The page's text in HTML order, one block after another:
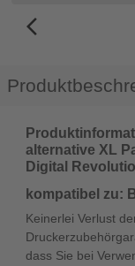
arrow_back_ios_new
alternative XL
Digital
kompatibel zu:
Keinerlei Verlust
dass Sie bei